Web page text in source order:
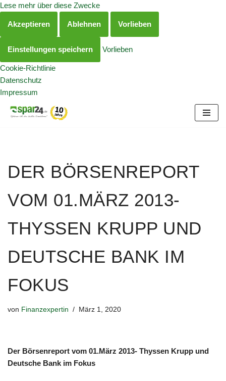
Lese mehr über diese Zwecke
Akzeptieren Ablehnen Vorlieben
Einstellungen speichern Vorlieben
Cookie-Richtlinie
Datenschutz
Impressum
DER BÖRSENREPORT
VOM 01.MÄRZ 2013-
THYSSEN KRUPP UND
DEUTSCHE BANK IM
FOKUS
von Finanzexpertin März 1, 2020
Der Börsenreport vom 01.März 2013- Thyssen Krupp und
Deutsche Bank im Fokus